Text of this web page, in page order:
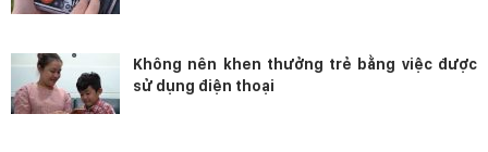
Không nên khen thưởng trẻ bằng việc được
sử dụng điện thoại